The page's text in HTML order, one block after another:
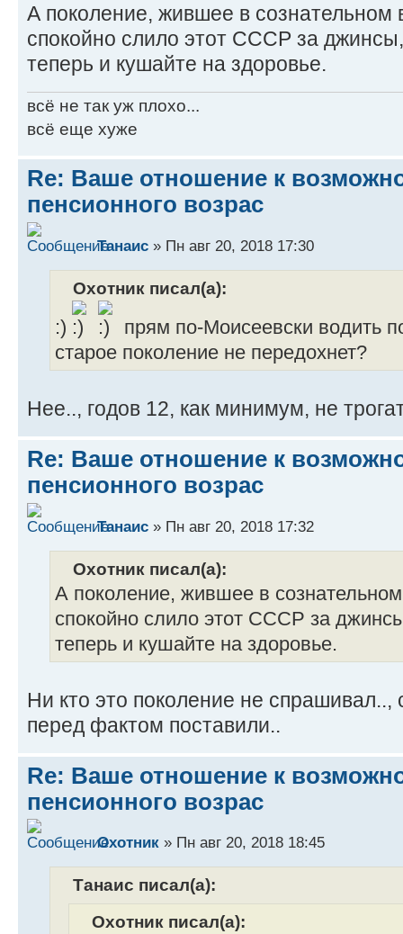
А поколение, жившее в сознательном
спокойно слило этот СССР за
теперь и кушайте на здоровье.
всё не так уж плохо...
всё еще хуже
Re: Ваше отношение к
пенсионного возрас
Танаис » Пн авг 20, 2018 17:30
Охотник писал(а):
:)
прям по-Моисеевски водить
старое поколение не передохнет?
Нее.., годов 12, как минимум, не
Re: Ваше отношение к
пенсионного возрас
Танаис » Пн авг 20, 2018 17:32
Охотник писал(а):
А поколение, жившее в
спокойно слило этот СССР за
теперь и кушайте на здоровье.
Ни кто это поколение не
перед фактом поставили..
Re: Ваше отношение к
пенсионного возрас
Охотник » Пн авг 20, 2018 18:45
Танаис писал(а):
Охотник писал(а):